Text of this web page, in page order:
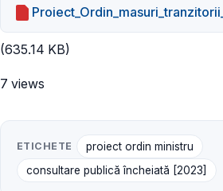
(635.14 KB)
7 views
ETICHETE
proiect ordin ministru
consultare publică încheiată [2023]